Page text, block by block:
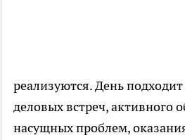
реализуются. День
деловых встреч, активного
насущных проблем,